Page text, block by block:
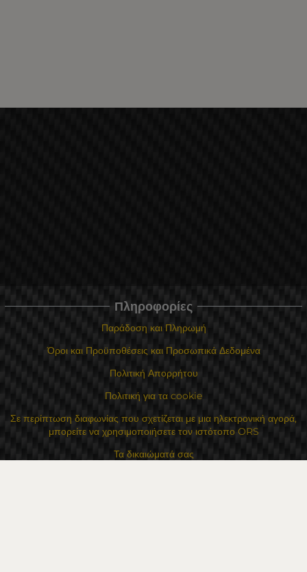
Πληροφορίες
Παράδοση και Πληρωμή
Όροι και Προϋποθέσεις και Προσωπικά Δεδομένα
Πολιτική Απορρήτου
Πολιτική για τα cookie
Σε περίπτωση διαφωνίας που σχετίζεται με μια ηλεκτρονική αγορά,
μπορείτε να χρησιμοποιήσετε τον ιστότοπο ORS
Τα δικαιώματά σας